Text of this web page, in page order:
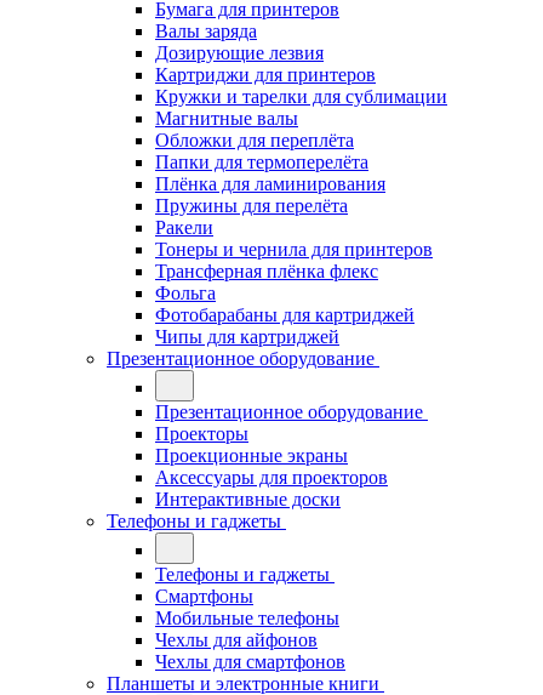
Бумага для принтеров
Валы заряда
Дозирующие лезвия
Картриджи для принтеров
Кружки и тарелки для сублимации
Магнитные валы
Обложки для переплёта
Папки для термоперелёта
Плёнка для ламинирования
Пружины для перелёта
Ракели
Тонеры и чернила для принтеров
Трансферная плёнка флекс
Фольга
Фотобарабаны для картриджей
Чипы для картриджей
Презентационное оборудование
Презентационное оборудование
Проекторы
Проекционные экраны
Аксессуары для проекторов
Интерактивные доски
Телефоны и гаджеты
Телефоны и гаджеты
Смартфоны
Мобильные телефоны
Чехлы для айфонов
Чехлы для смартфонов
Планшеты и электронные книги